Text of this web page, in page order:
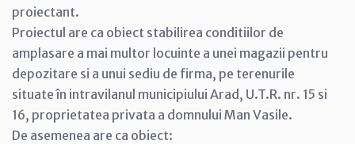
proiectant.
Proiectul are ca obiect stabilirea conditiilor de
amplasare a mai multor locuinte a unei magazii pentru
depozitare si a unui sediu de firma, pe terenurile
situate în intravilanul municipiului Arad, U.T.R. nr. 15 si
16, proprietatea privata a domnului Man Vasile.
De asemenea are ca obiect: